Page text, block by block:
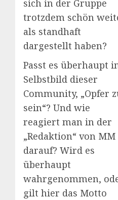
sich in der Gruppe
trotzdem schön
als standhaft
dargestellt haben?
Passt es überhaupt
Selbstbild dieser
Community, „Opfer
sein“? Und wie
reagiert man in der
„Redaktion“ von MM
darauf? Wird es
überhaupt
wahrgenommen,
gilt hier das Motto